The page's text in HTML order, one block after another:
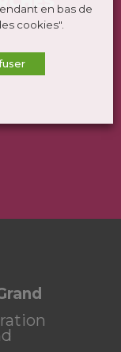
en bas de
cookies".